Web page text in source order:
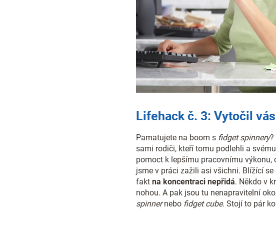
Lifehack č. 3: Vytočil
Pamatujete na boom s fidget spinnery?
sami rodiči, kteří tomu podlehli a
pomoct k lepšímu pracovnímu výkonu,
jsme v práci zažili asi všichni. Blížící
fakt na koncentraci nepřidá. Někdo v
nohou. A pak jsou tu nenapravitelní
spinnernebo fidget cube. Stojí to pár